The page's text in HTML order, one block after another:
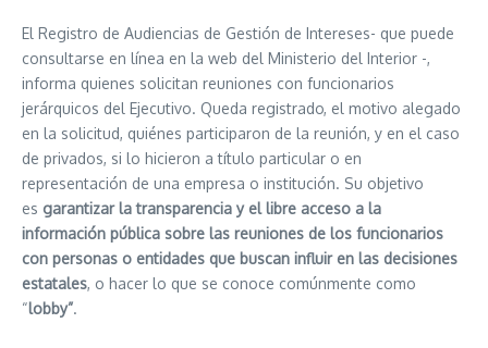
El Registro de Audiencias de Gestión de Intereses- que puede
consultarse en línea en la web del Ministerio del Interior -,
informa quienes solicitan reuniones con funcionarios
jerárquicos del Ejecutivo. Queda registrado, el motivo alegado
en la solicitud, quiénes participaron de la reunión, y en el caso
de privados, si lo hicieron a título particular o en
representación de una empresa o institución. Su objetivo
es garantizar la transparencia y el libre acceso a la
información pública sobre las reuniones de los funcionarios
con personas o entidades que buscan influir en las decisiones
estatales, o hacer lo que se conoce comúnmente como
“lobby”.